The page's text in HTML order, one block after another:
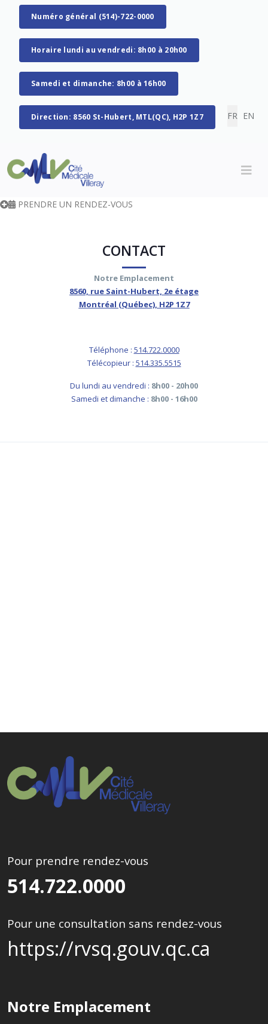
Numéro général (514)-722-0000
Horaire lundi au vendredi: 8h00 à 20h00
Samedi et dimanche: 8h00 à 16h00
Direction: 8560 St-Hubert, MTL(QC), H2P 1Z7 FR EN
PRENDRE UN RENDEZ-VOUS
CONTACT
Notre Emplacement
8560, rue Saint-Hubert, 2e étage
Montréal (Québec), H2P 1Z7
Téléphone : 514.722.0000
Télécopieur : 514.335.5515
Du lundi au vendredi : 8h00 - 20h00
Samedi et dimanche : 8h00 - 16h00
Pour prendre rendez-vous
514.722.0000
Pour une consultation sans rendez-vous
https://rvsq.gouv.qc.ca
Notre Emplacement